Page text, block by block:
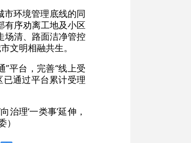
市环境管理底线的同
有序劝离工地及小区
场清、路面洁净管控
文明相融共生。
平台，完善“线上受
通过平台累计受理
治理‘一类事’延伸，